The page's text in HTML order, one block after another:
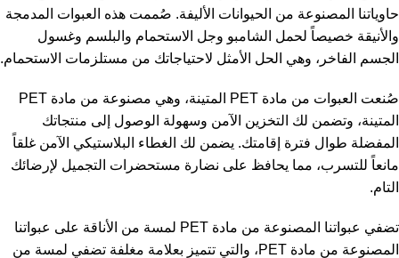
حاوياتنا المصنوعة من الحيوانات الأليفة. صُممت هذه العبوات المدمجة
والأنيقة خصيصاً لحمل الشامبو وجل الاستحمام والبلسم وغسول
الجسم الفاخر، وهي الحل الأمثل لاحتياجاتك من مستلزمات الاستحمام.
صُنعت العبوات من مادة PET المتينة، وهي مصنوعة من مادة PET
المتينة، وتضمن لك التخزين الآمن وسهولة الوصول إلى منتجاتك
المفضلة طوال فترة إقامتك. يضمن لك الغطاء البلاستيكي الآمن غلقاً
مانعاً للتسرب، مما يحافظ على نضارة مستحضرات التجميل لإرضائك
التام.
تضفي عبواتنا المصنوعة من مادة PET لمسة من الأناقة على عبواتنا
المصنوعة من مادة PET، والتي تتميز بعلامة مغلفة تضفي لمسة من